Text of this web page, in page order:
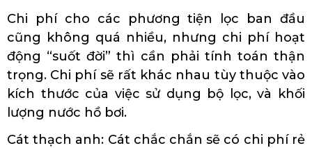
Chi phí cho các phương tiện lọc ban đầu
cũng không quá nhiều, nhưng chi phí hoạt
động “suốt đời” thì cần phải tính toán thận
trọng. Chi phí sẽ rất khác nhau tùy thuộc vào
kích thước của việc sử dụng bộ lọc, và khối
lượng nước hồ bơi.
Cát thạch anh: Cát chắc chắn sẽ có chi phí rẻ